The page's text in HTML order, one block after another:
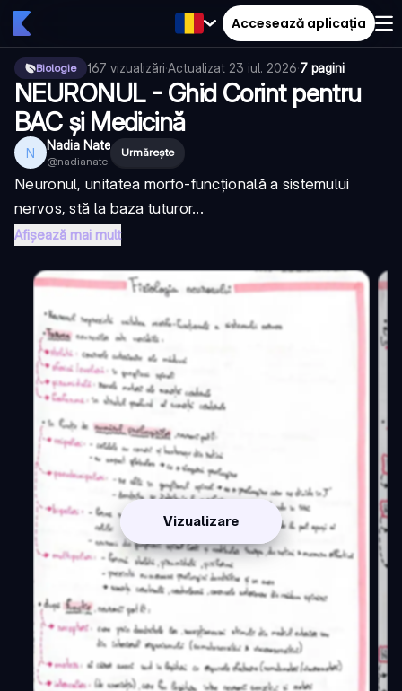
Accesează aplicația
Biologie 167 vizualizări·Actualizat 23 iul. 2026·7 pagini
NEURONUL - Ghid Corint pentru
BAC și Medicină
N Nadia Nate
@nadianate
Urmărește
Neuronul, unitatea morfo-funcțională a sistemului
nervos, stă la baza tuturor...
Afișează mai mult
Vizualizare